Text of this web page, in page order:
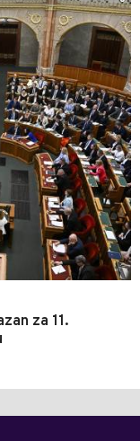
za 11.